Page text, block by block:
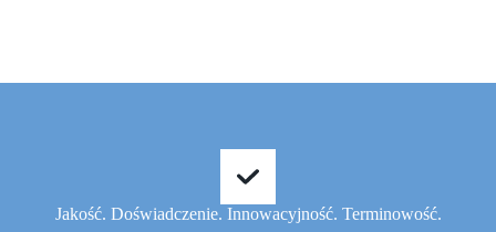
Jakość. Doświadczenie. Innowacyjność. Terminowość.